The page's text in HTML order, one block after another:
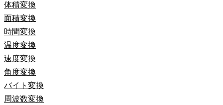
体積変換
面積変換
時間変換
温度変換
速度変換
角度変換
バイト変換
周波数変換